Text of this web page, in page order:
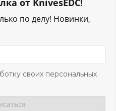
по делу! Новинки,
своих персональных